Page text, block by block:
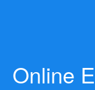
Online